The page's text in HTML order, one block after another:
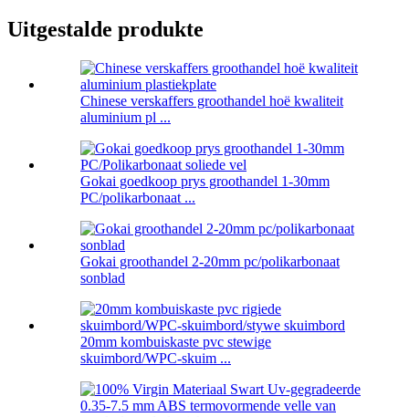
Uitgestalde produkte
Chinese verskaffers groothandel hoë kwaliteit
aluminium pl ...
Gokai goedkoop prys groothandel 1-30mm
PC/polikarbonaat ...
Gokai groothandel 2-20mm pc/polikarbonaat
sonblad
20mm kombuiskaste pvc stewige
skuimbord/WPC-skuim ...